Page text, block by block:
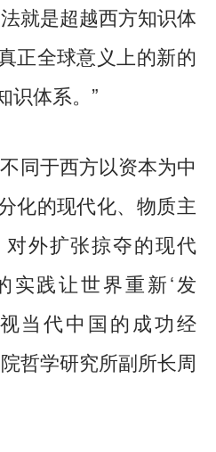
就是超越西方知识体
正全球意义上的新的
识体系。”
于西方以资本为中
化的现代化、物质主
外扩张掠夺的现代
实践让世界重新‘发
当代中国的成功经
哲学研究所副所长周